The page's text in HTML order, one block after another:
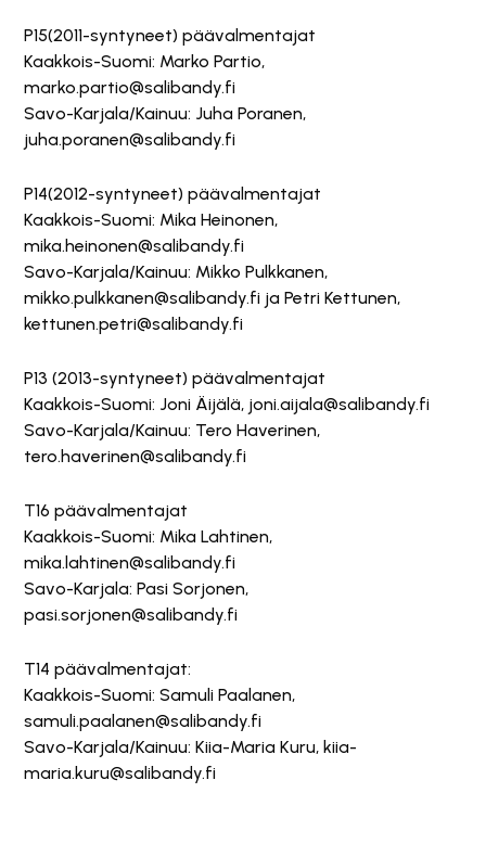
P15(2011-syntyneet) päävalmentajat
Kaakkois-Suomi: Marko Partio,
marko.partio@salibandy.fi
Savo-Karjala/Kainuu: Juha Poranen,
juha.poranen@salibandy.fi
P14(2012-syntyneet) päävalmentajat
Kaakkois-Suomi: Mika Heinonen,
mika.heinonen@salibandy.fi
Savo-Karjala/Kainuu: Mikko Pulkkanen,
mikko.pulkkanen@salibandy.fi ja Petri Kettunen,
kettunen.petri@salibandy.fi
P13 (2013-syntyneet) päävalmentajat
Kaakkois-Suomi: Joni Äijälä, joni.aijala@salibandy.fi
Savo-Karjala/Kainuu: Tero Haverinen,
tero.haverinen@salibandy.fi
T16 päävalmentajat
Kaakkois-Suomi: Mika Lahtinen,
mika.lahtinen@salibandy.fi
Savo-Karjala: Pasi Sorjonen,
pasi.sorjonen@salibandy.fi
T14 päävalmentajat:
Kaakkois-Suomi: Samuli Paalanen,
samuli.paalanen@salibandy.fi
Savo-Karjala/Kainuu: Kiia-Maria Kuru, kiia-
maria.kuru@salibandy.fi